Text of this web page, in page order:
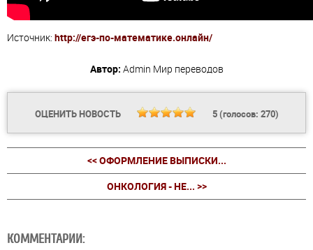
Источник: http://егэ-по-математике.онлайн/
Автор: Admin Мир переводов
ОЦЕНИТЬ НОВОСТЬ 5(голосов: 270)
<< ОФОРМЛЕНИЕ ВЫПИСКИ...
ОНКОЛОГИЯ - НЕ... >>
КОММЕНТАРИИ: